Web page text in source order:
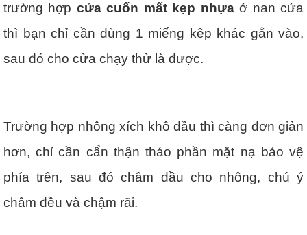
trường hợp cửa cuốn mất kẹp nhựaở nan cửa
thì bạn chỉ cần dùng 1 miếng kêp khác gắn vào,
sau đó cho cửa chạy thử là được.
Trường hợp nhông xích khô dầu thì càng đơn giản
hơn, chỉ cần cẩn thận tháo phần mặt nạ bảo vệ
phía trên, sau đó châm dầu cho nhông, chú ý
châm đều và chậm rãi.